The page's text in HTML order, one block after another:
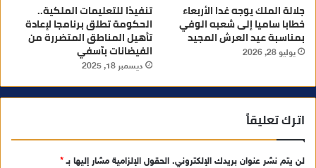
جلالة الملك يوجه غدا الأربعاء
خطابا ساميا إلى شعبه الوفي
بمناسبة عيد العرش المجيد
يوليو 28, 2026
تنفيذا للتعليمات الملكية..
الحكومة تطلق برنامجا لإعادة
تأهيل المناطق المتضررة من
الفيضانات بآسفي
ديسمبر 18, 2025
اترك تعليقاً
لن يتم نشر عنوان بريدك الإلكتروني. الحقول الإلزامية مشار إليها بـ*